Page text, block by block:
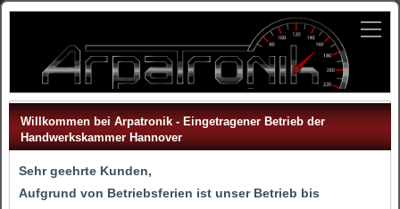
Willkommen bei Arpatronik - Eingetragener Betrieb der
Handwerkskammer Hannover
Sehr geehrte Kunden,
Aufgrund von Betriebsferien ist unser Betrieb bis